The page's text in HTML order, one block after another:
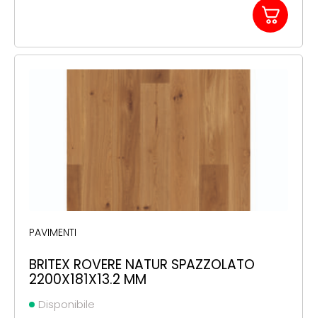
PAVIMENTI
BRITEX ROVERE NATUR SPAZZOLATO
2200X181X13.2 MM
Disponibile